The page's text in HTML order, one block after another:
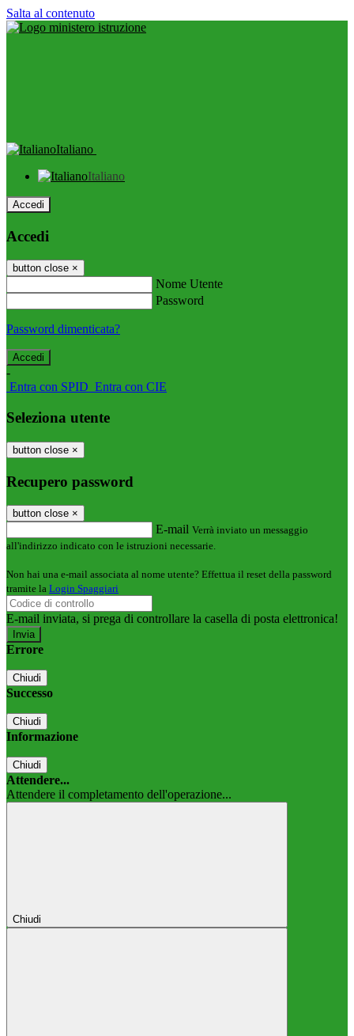
Salta al contenuto
Italiano
Italiano
Accedi
Accedi
button close ×
Nome Utente
Password
Password dimenticata?
-
Entra con SPID Entra con CIE
Seleziona utente
button close ×
Recupero password
button close ×
E-mail Verrà inviato un messaggio
all'indirizzo indicato con le istruzioni necessarie.
Non hai una e-mail associata al nome utente? Effettua il reset della password
tramite la Login Spaggiari
E-mail inviata, si prega di controllare la casella di posta elettronica!
Errore
Chiudi
Successo
Chiudi
Informazione
Chiudi
Attendere...
Attendere il completamento dell'operazione...
Chiudi